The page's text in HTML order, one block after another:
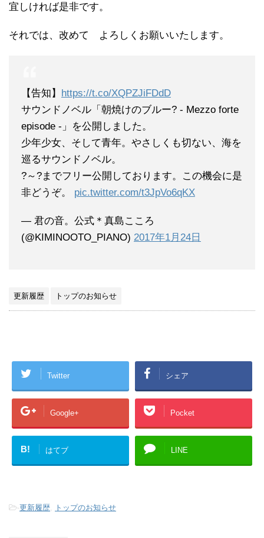
宜しければ是非です。
それでは、改めて よろしくお願いいたします。
【告知】 https://t.co/XQPZJiFDdD
サウンドノベル「朝焼けのブルー? - Mezzo forte
episode -」を公開しました。
少年少女、そして青年。やさしくも切ない、海を
巡るサウンドノベル。
?～?までフリー公開しております。この機会に是
非どうぞ。 pic.twitter.com/t3JpVo6qKX
— 君の音。公式＊真島こころ
(@KIMINOOTO_PIANO) 2017年1月24日
更新履歴 トップのお知らせ
Twitter シェア
Google+ Pocket
B! はてブ LINE
-更新履歴, トップのお知らせ